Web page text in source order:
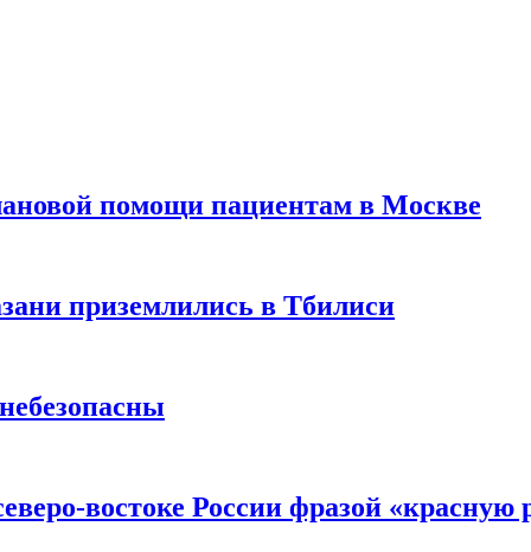
помощи пациентам в Москве
приземлились в Тбилиси
востоке России фразой